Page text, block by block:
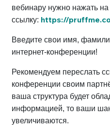
вебинару нужно нажать на
ссылку: https://
Введите свои имя,
интернет-конференции!
Рекомендуем переслать
конференции своим
ваша структура будет
информацией, то ваши
увеличиваются.